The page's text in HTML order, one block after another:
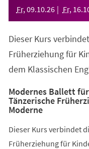
Fr, 09.10.26 Fr, 16.
Dieser Kurs
Früherziehung für
dem Klassischen
Modernes Ballett
Tänzerische
Moderne
Dieser Kurs verbindet
Früherziehung für